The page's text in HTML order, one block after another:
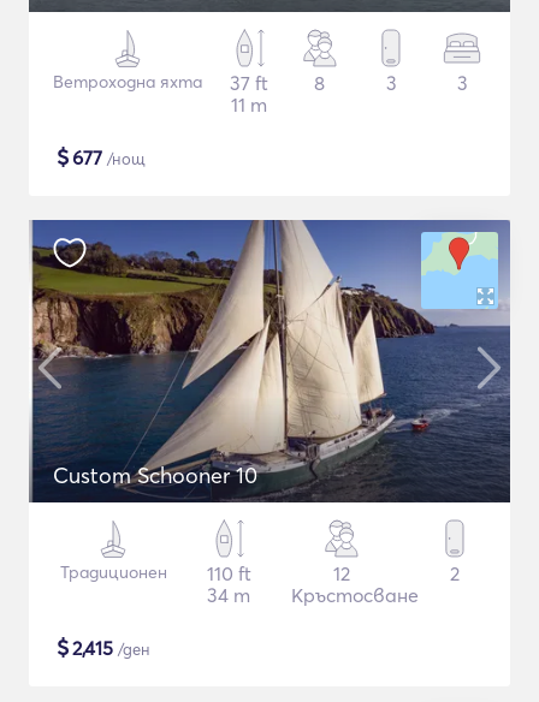
Ветроходна яхта
37 ft
11 m
8 3 3
$677 /нощ
Custom Schooner 10
Традиционен
110 ft
34 m
12
Кръстосване
2
$2,415 /ден